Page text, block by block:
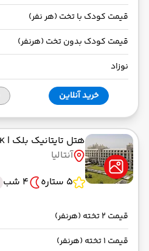
قیمت کودک با تخت (هر نفر)
قیمت کودک بدون تخت (هرنفر)
نوزاد
خرید آنلاین
هتل تایتانیک بلک | TITANIC BELEK
آنتالیا
5 ستاره
4 شب
قیمت 2 تخته (هرنفر)
قیمت 1 تخته (هرنفر)